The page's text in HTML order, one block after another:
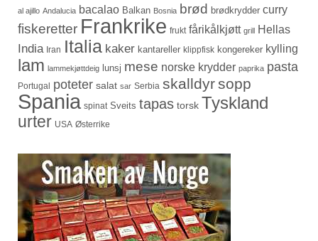
al ajillo Andalucia bacalao Balkan Bosnia brød brødkrydder curry
fiskeretter Frankrike frukt fårikålkjøtt grill Hellas
India Iran Italia kaker kantareller klippfisk kongereker kylling
lam lammekjøttdeig lunsj mese norske krydder paprika pasta
Portugal poteter salat sar Serbia skalldyrsopp
Spania spinat Sveits tapas torsk Tyskland
urter USA Østerrike